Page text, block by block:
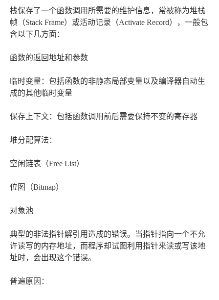
栈保存了一个函数调用所需要的维护信息，常被称为堆栈
帧（Stack Frame）或活动记录（Activate Record），一般包
含以下几方面：
函数的返回地址和参数
临时变量：包括函数的非静态局部变量以及编译器自动生
成的其他临时变量
保存上下文：包括函数调用前后需要保持不变的寄存器
堆分配算法：
空闲链表（Free List）
位图（Bitmap）
对象池
典型的非法指针解引用造成的错误。当指针指向一个不允
许读写的内存地址，而程序却试图利用指针来读或写该地
址时，会出现这个错误。
普遍原因：